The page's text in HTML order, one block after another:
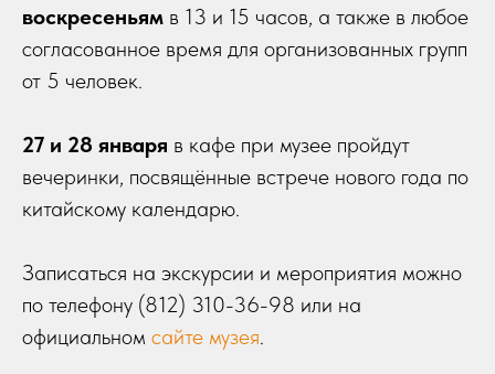
воскресеньям в 13 и 15 часов, а также в любое
согласованное время для организованных групп
от 5 человек.
27 и 28 января в кафе при музее пройдут
вечеринки, посвящённые встрече нового года по
китайскому календарю.
Записаться на экскурсии и мероприятия можно
по телефону (812) 310-36-98 или на
официальном сайте музея.